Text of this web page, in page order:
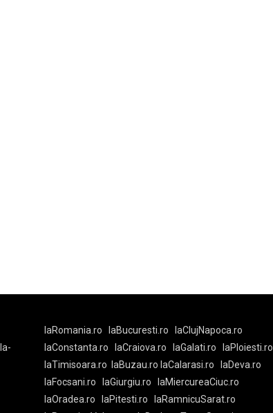
la-
laRomania.ro laBucuresti.ro
laClujNapoca.ro
laConstanta.ro
laCraiova.ro laGalati.ro
laPloiesti.ro
laTimisoara.ro
laBuzau.ro laCalarasi.ro
laDeva.ro
laFocsani.ro
laGiurgiu.ro
laMiercureaCiuc.ro
laOradea.ro
laPitesti.ro
laRamnicuSarat.ro